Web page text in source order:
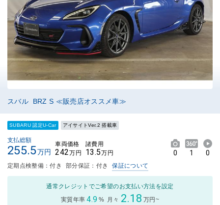
スバル BRZ S ≪販売店オススメ車≫
SUBARU 認定U-Car アイサイトVer.2 搭載車
支払総額
255.5万円
車両価格
242万円
諸費用
13.5万円 0 1 0
定期点検整備：付き 部分保証：付き 保証について
通常クレジットでご希望のお支払い方法を設定
実質年率 4.9 % 月々 2.18 万円~